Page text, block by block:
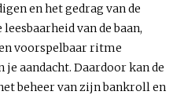
en het gedrag van de
van de baan,
voorspelbaar ritme
aandacht. Daardoor kan de
beheer van zijn bankroll en